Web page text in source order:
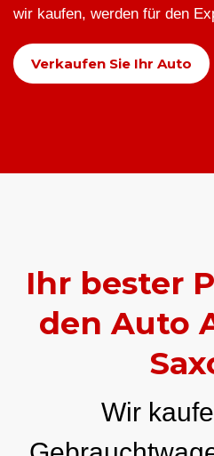
wir kaufen, werden für den
Verkaufen Sie Ihr Auto
Ihr bester
den Auto
Wir